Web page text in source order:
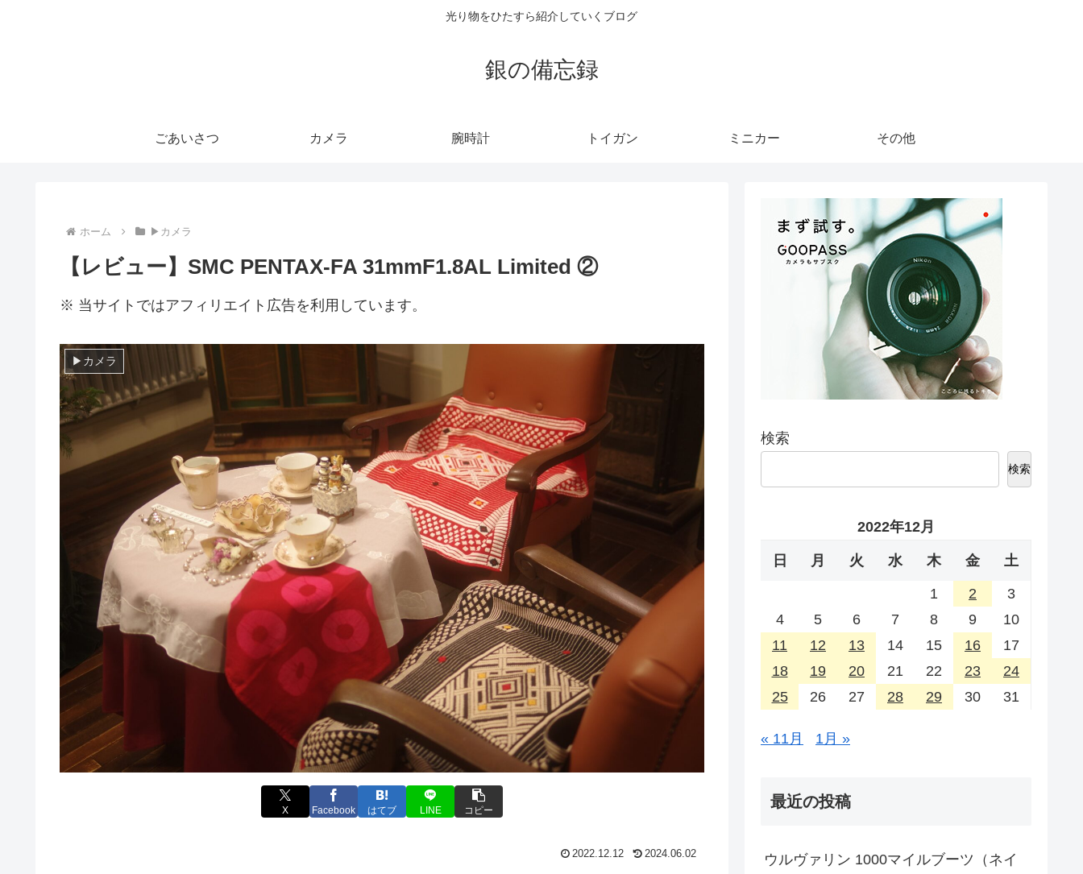
光り物をひたすら紹介していくブログ
銀の備忘録
ごあいさつ カメラ 腕時計 トイガン ミニカー その他
ホーム ▶カメラ
【レビュー】SMC PENTAX-FA 31mmF1.8AL Limited ②
※ 当サイトではアフィリエイト広告を利用しています。
▶カメラ
X Facebook はてブ LINE コピー
2022.12.12 2024.06.02
検索
検索
2022年12月
日 月 火 水 木 金 土
1 2
3
4
5 6 7 8 9
10
11
12 13 14 15 16
17
18
19 20 21 22 23
24
25
26 27 28 29 30 31
« 11月 1月 »
最近の投稿
ウルヴァリン 1000マイルブーツ（ネイ